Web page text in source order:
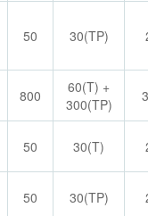
50 30(TP)
800
60(T) +
300(TP)
50 30(T)
50 30(TP)